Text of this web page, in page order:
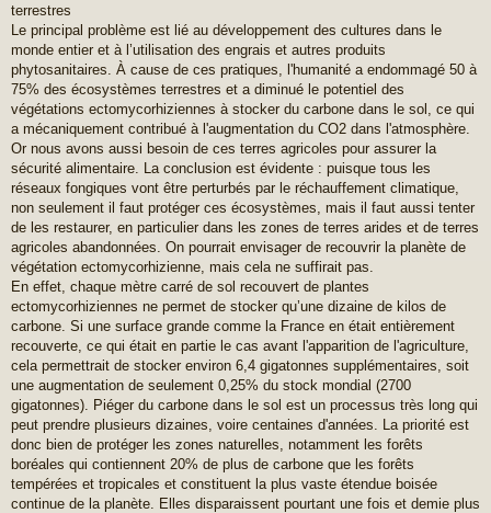
terrestres
Le principal problème est lié au développement des cultures dans le
monde entier et à l’utilisation des engrais et autres produits
phytosanitaires. À cause de ces pratiques, l'humanité a endommagé 50 à
75% des écosystèmes terrestres et a diminué le potentiel des
végétations ectomycorhiziennes à stocker du carbone dans le sol, ce qui
a mécaniquement contribué à l'augmentation du CO2 dans l'atmosphère.
Or nous avons aussi besoin de ces terres agricoles pour assurer la
sécurité alimentaire. La conclusion est évidente : puisque tous les
réseaux fongiques vont être perturbés par le réchauffement climatique,
non seulement il faut protéger ces écosystèmes, mais il faut aussi tenter
de les restaurer, en particulier dans les zones de terres arides et de terres
agricoles abandonnées. On pourrait envisager de recouvrir la planète de
végétation ectomycorhizienne, mais cela ne suffirait pas.
En effet, chaque mètre carré de sol recouvert de plantes
ectomycorhiziennes ne permet de stocker qu’une dizaine de kilos de
carbone. Si une surface grande comme la France en était entièrement
recouverte, ce qui était en partie le cas avant l'apparition de l'agriculture,
cela permettrait de stocker environ 6,4 gigatonnes supplémentaires, soit
une augmentation de seulement 0,25% du stock mondial (2700
gigatonnes). Piéger du carbone dans le sol est un processus très long qui
peut prendre plusieurs dizaines, voire centaines d'années. La priorité est
donc bien de protéger les zones naturelles, notamment les forêts
boréales qui contiennent 20% de plus de carbone que les forêts
tempérées et tropicales et constituent la plus vaste étendue boisée
continue de la planète. Elles disparaissent pourtant une fois et demie plus